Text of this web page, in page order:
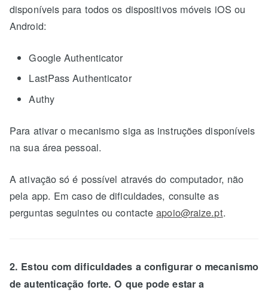
disponíveis para todos os dispositivos móveis iOS ou
Android:
Google Authenticator
LastPass Authenticator
Authy
Para ativar o mecanismo siga as instruções disponíveis
na sua área pessoal.
A ativação só é possível através do computador, não
pela app. Em caso de dificuldades, consulte as
perguntas seguintes ou contacteapoio@raize.pt.
2. Estou com dificuldades a configurar o mecanismo
de autenticação forte. O que pode estar a